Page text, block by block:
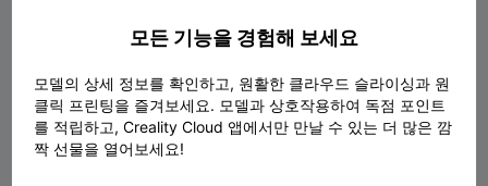
모든 기능을 경험해 보세요
모델의 상세 정보를 확인하고, 원활한 클라우드 슬라이싱과 원
클릭 프린팅을 즐겨보세요. 모델과 상호작용하여 독점 포인트
를 적립하고, Creality Cloud 앱에서만 만날 수 있는 더 많은 깜
짝 선물을 열어보세요!